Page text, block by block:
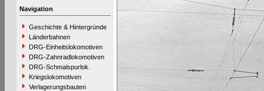
Navigation
Geschichte & Hintergründe
Länderbahnen
DRG-Einheitslokomotiven
DRG-Zahnradlokomotiven
DRG-Schmalspurlok.
Kriegslokomotiven
Verlagerungsbauten